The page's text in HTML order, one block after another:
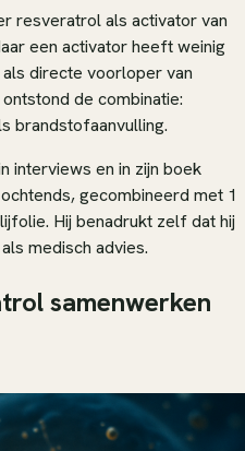
resveratrol als activator van
een activator heeft weinig
directe voorloper van
de combinatie:
brandstofaanvulling.
interviews en in zijn boek
gecombineerd met 1
Hij benadrukt zelf dat hij
medisch advies.
samenwerken